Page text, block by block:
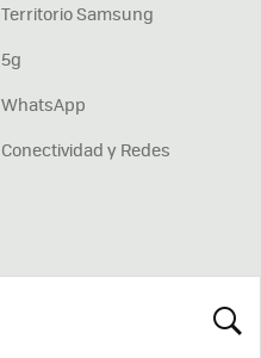
Territorio Samsung
5g
WhatsApp
Conectividad y Redes